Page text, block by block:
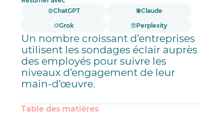
ChatGPT
Claude
Grok
Perplexity
Un nombre croissant d’entreprises
utilisent les sondages éclair auprès
des employés pour suivre les
niveaux d’engagement de leur
main-d’œuvre.
Table des matières